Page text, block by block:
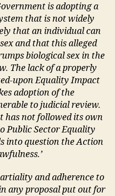
is adopting a
that is not widely
that an individual can
and that this alleged
biological sex in the
The lack of a properly
upon Equality Impact
adoption of the
to judicial review.
has not followed its own
Public Sector Equality
into question the Action
and adherence to
any proposal put out for